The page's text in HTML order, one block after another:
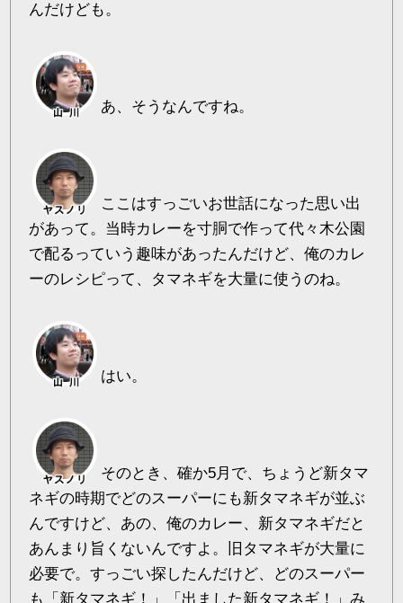
んだけども。
あ、そうなんですね。
ここはすっごいお世話になった思い出
があって。当時カレーを寸胴で作って代々木公園
で配るっていう趣味があったんだけど、俺のカレ
ーのレシピって、タマネギを大量に使うのね。
はい。
そのとき、確か5月で、ちょうど新タマ
ネギの時期でどのスーパーにも新タマネギが並ぶ
んですけど、あの、俺のカレー、新タマネギだと
あんまり旨くないんですよ。旧タマネギが大量に
必要で。すっごい探したんだけど、どのスーパー
も「新タマネギ！」「出ました新タマネギ！」み